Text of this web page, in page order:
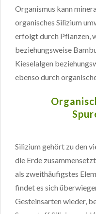
Organismus kann
organisches Silizium
erfolgt durch Pflanzen,
beziehungsweise
Kieselalgen
ebenso durch
Silizium gehört zu den
die Erde
als zweithäufigstes
findet es sich
Gesteinsarten wieder,